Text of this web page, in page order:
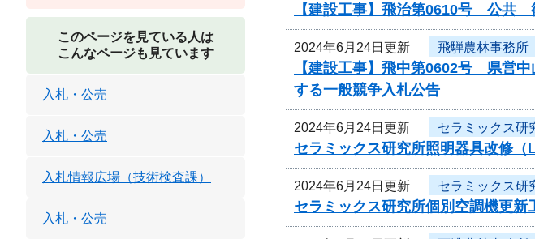
【建設工事】飛治第0610号 公共
2024年6月24日更新 飛騨農林事務所
【建設工事】飛中第0602号 県営
する一般競争入札公告
2024年6月24日更新 セラミックス研
セラミックス研究所照明器具改修
2024年6月24日更新 セラミックス研
セラミックス研究所個別空調機更新
このページを見ている人は
こんなページも見ています
入札・公売
入札・公売
入札情報広場（技術検査課）
入札・公売